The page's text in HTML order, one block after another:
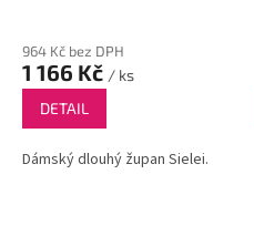
964 Kč bez DPH
1 166 Kč / ks
DETAIL
Dámský dlouhý župan Sielei.